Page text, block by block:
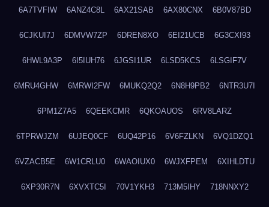
6A7TVFIW 6ANZ4C8L 6AX21SAB 6AX80CNX 6B0V87BD
6CJKUI7J 6DMVW7ZP 6DREN8XO 6EI21UCB 6G3CXI93
6HWL9A3P 6I5IUH76 6JGSI1UR 6LSD5KCS 6LSGIF7V
6MRU4GHW 6MRWI2FW 6MUKQ2Q2 6N8H9PB2 6NTR3U7I
6PM1Z7A5 6QEEKCMR 6QKOAUOS 6RV8LARZ
6TPRWJZM 6UJEQ0CF 6UQ42P16 6V6FZLKN 6VQ1DZQ1
6VZACB5E 6W1CRLU0 6WAOIUX0 6WJXFPEM 6XIHLDTU
6XP30R7N 6XVXTC5I 70V1YKH3 713M5IHY 718NNXY2